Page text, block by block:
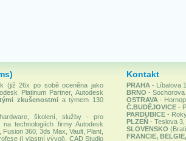
(již 26x po sobě oceněna jako
Platinum Partner, Autodesk
zkušenostmi a týmem 130
školení, služby - pro
technologiích firmy Autodesk
360, 3ds Max, Vault, Plant,
(i vlastní vývoj). CAD Studio
Kontakt
PRAHA - Líbalova
BRNO - Sochorova
OSTRAVA -
Č.BUDĚJOVICE-
PARDUBICE-
PLZEŇ- Teslova 3,
SLOVENSKO
FRANCIE,